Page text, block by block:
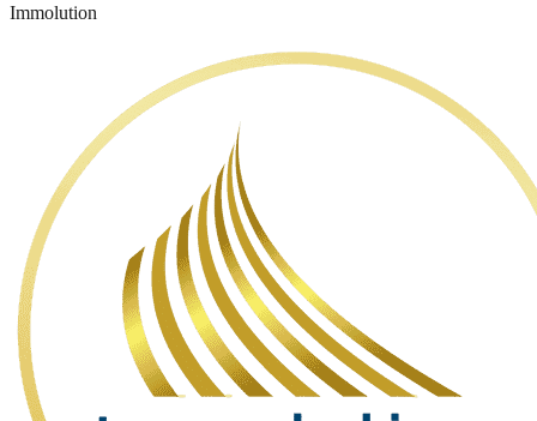
Immolution